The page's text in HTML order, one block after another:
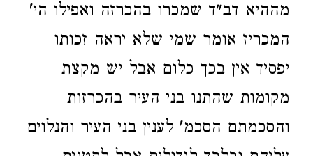
מההיא דב"ד שמכרו בהכרזה ואפילו הי'
המכריז אומר שמי שלא יראה זכותו
יפסיד אין בכך כלום אבל יש מקצת
מקומות שהתנו בני העיר בהכרזות
והסכמתם הסכמ' לענין בני העיר והנלוים